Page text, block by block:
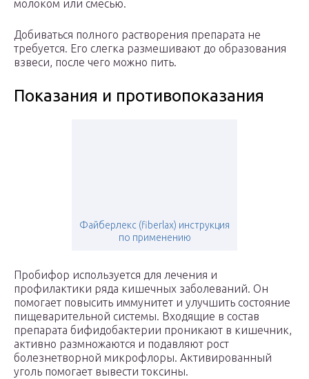
молоком или смесью.
Добиваться полного растворения препарата не
требуется. Его слегка размешивают до образования
взвеси, после чего можно пить.
Показания и противопоказания
Файберлекс (fiberlax) инструкция
по применению
Пробифор используется для лечения и
профилактики ряда кишечных заболеваний. Он
помогает повысить иммунитет и улучшить состояние
пищеварительной системы. Входящие в состав
препарата бифидобактерии проникают в кишечник,
активно размножаются и подавляют рост
болезнетворной микрофлоры. Активированный
уголь помогает вывести токсины.